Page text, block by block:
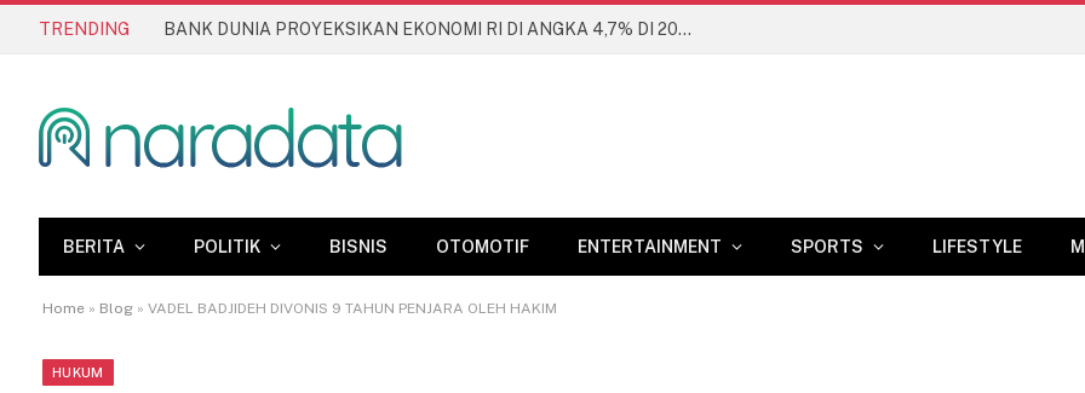
TRENDING BANK DUNIA PROYEKSIKAN EKONOMI RI DI ANGKA 4,7% DI 2026
BERITA POLITIK BISNIS OTOMOTIF ENTERTAINMENT SPORTS LIFESTYLE
Home » Blog » VADEL BADJIDEH DIVONIS 9 TAHUN PENJARA OLEH HAKIM
HUKUM